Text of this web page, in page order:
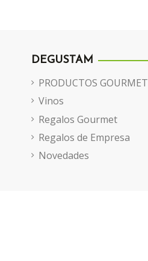
DEGUSTAM
PRODUCTOS GOURMET
Vinos
Regalos Gourmet
Regalos de Empresa
Novedades